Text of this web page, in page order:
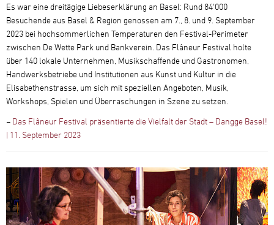
Es war eine dreitägige Liebeserklärung an Basel: Rund 84'000
Besuchende aus Basel & Region genossen am 7., 8. und 9. September
2023 bei hochsommerlichen Temperaturen den Festival-Perimeter
zwischen De Wette Park und Bankverein. Das Flâneur Festival holte
über 140 lokale Unternehmen, Musikschaffende und Gastronomen,
Handwerksbetriebe und Institutionen aus Kunst und Kultur in die
Elisabethenstrasse, um sich mit speziellen Angeboten, Musik,
Workshops, Spielen und Überraschungen in Szene zu setzen.
¬ Das Flâneur Festival präsentierte die Vielfalt der Stadt – Dangge Basel!
| 11. September 2023